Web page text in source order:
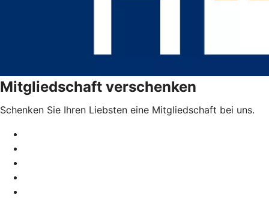
Mitgliedschaft verschenken
Schenken Sie Ihren Liebsten eine Mitgliedschaft bei uns.